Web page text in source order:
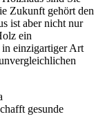
Zukunft gehört den
ist aber nicht nur
ein
in einzigartiger Art
gesunde